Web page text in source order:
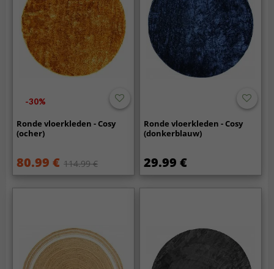
-30%
Ronde vloerkleden - Cosy
(ocher)
80.99 € 114.99 €
Ronde vloerkleden - Cosy
(donkerblauw)
29.99 €